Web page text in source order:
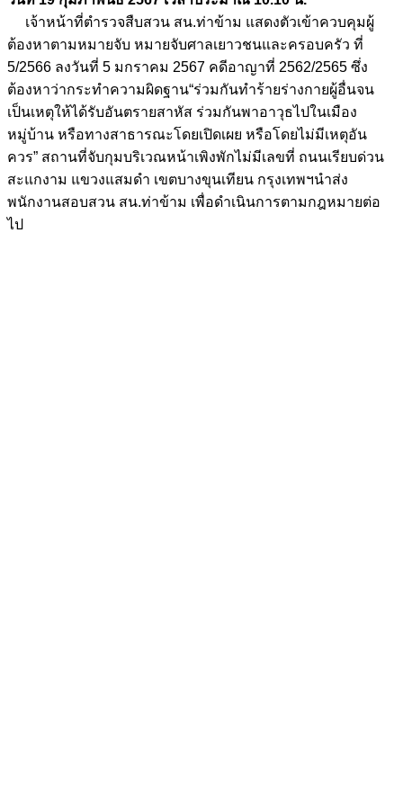
เจ้าหน้าที่ตำรวจสืบสวน สน.ท่าข้าม แสดงตัวเข้าควบคุมผู้
ต้องหาตามหมายจับ หมายจับศาลเยาวชนและครอบครัว ที่
5/2566 ลงวันที่ 5 มกราคม 2567 คดีอาญาที่ 2562/2565 ซึ่ง
ต้องหาว่ากระทำความผิดฐาน“ร่วมกันทำร้ายร่างกายผู้อื่นจน
เป็นเหตุให้ได้รับอันตรายสาหัส ร่วมกันพาอาวุธไปในเมือง
หมู่บ้าน หรือทางสาธารณะโดยเปิดเผย หรือโดยไม่มีเหตุอัน
ควร” สถานที่จับกุมบริเวณหน้าเพิงพักไม่มีเลขที่ ถนนเรียบด่วน
สะแกงาม แขวงแสมดำ เขตบางขุนเทียน กรุงเทพฯนำส่ง
พนักงานสอบสวน สน.ท่าข้าม เพื่อดำเนินการตามกฎหมายต่อ
ไป